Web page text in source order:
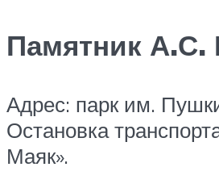
Памятник А.С.
Адрес: парк им.
Остановка
Маяк».